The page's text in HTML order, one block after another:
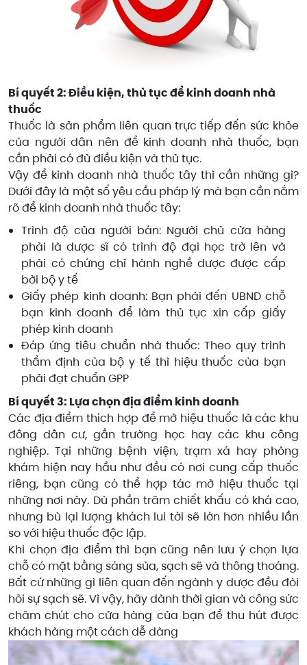
Bí quyết 2: Điều kiện, thủ tục để kinh doanh nhà
thuốc
Thuốc là sản phẩm liên quan trực tiếp đến sức khỏe
của người dân nên để kinh doanh nhà thuốc, bạn
cần phải có đủ điều kiện và thủ tục.
Vậy để kinh doanh nhà thuốc tây thì cần những gì?
Dưới đây là một số yêu cầu pháp lý mà bạn cần nắm
rõ để kinh doanh nhà thuốc tây:
Trình độ của người bán: Người chủ cửa hàng
phải là dược sĩ có trình độ đại học trở lên và
phải có chứng chỉ hành nghề dược được cấp
bởi bộ y tế
Giấy phép kinh doanh: Bạn phải đến UBND chỗ
bạn kinh doanh để làm thủ tục xin cấp giấy
phép kinh doanh
Đáp ứng tiêu chuẩn nhà thuốc: Theo quy trình
thẩm định của bộ y tế thì hiệu thuốc của bạn
phải đạt chuẩn GPP
Bí quyết 3: Lựa chọn địa điểm kinh doanh
Các địa điểm thích hợp để mở hiệu thuốc là các khu
đông dân cư, gần trường học hay các khu công
nghiệp. Tại những bệnh viện, trạm xá hay phòng
khám hiện nay hầu như đều có nơi cung cấp thuốc
riêng, bạn cũng có thể hợp tác mở hiệu thuốc tại
những nơi này. Dù phần trăm chiết khấu có khá cao,
nhưng bù lại lượng khách lui tới sẽ lớn hơn nhiều lần
so với hiệu thuốc độc lập.
Khi chọn địa điểm thì bạn cũng nên lưu ý chọn lựa
chỗ có mặt bằng sáng sủa, sạch sẽ và thông thoáng.
Bất cứ những gì liên quan đến ngành y dược đều đòi
hỏi sự sạch sẽ. Vì vậy, hãy dành thời gian và công sức
chăm chút cho cửa hàng của bạn để thu hút được
khách hàng một cách dễ dàng